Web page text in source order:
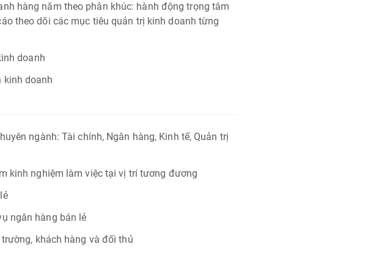
hàng năm theo phân khúc: hành động trọng tâm
theo dõi các mục tiêu quản trị kinh doanh từng
doanh
kinh doanh
ngành: Tài chính, Ngân hàng, Kinh tế, Quản trị
kinh nghiệm làm việc tại vị trí tương đương
ngân hàng bán lẻ
khách hàng và đối thủ